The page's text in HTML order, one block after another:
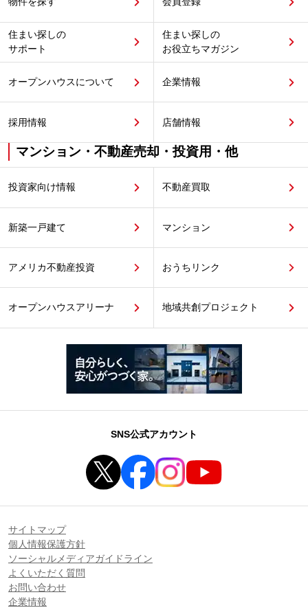
住まい探しの
サポート
住まい探しの
お役立ちマガジン
オープンハウスについて 企業情報
採用情報 店舗情報
マンション・不動産売却・投資用・他
投資家向け情報 不動産買取
新築一戸建て マンション
アメリカ不動産投資 おうちリンク
オープンハウスアリーナ 地域共創プロジェクト
SNS公式アカウント
サイトマップ
個人情報保護方針
ソーシャルメディアガイドライン
よくいただく質問
お問い合わせ
企業情報